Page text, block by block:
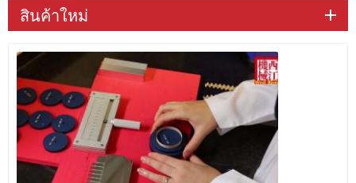
สินค้าใหม่